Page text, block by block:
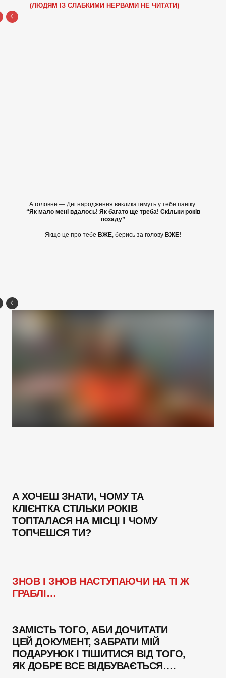
(ЛЮДЯМ ІЗ СЛАБКИМИ НЕРВАМИ НЕ ЧИТАТИ)
А головне — Дні народження викликатимуть у тебе паніку:
“Як мало мені вдалось! Як багато ще треба! Скільки років
позаду”
Якщо це про тебе ВЖЕ, берись за голову ВЖЕ!
А ХОЧЕШ ЗНАТИ, ЧОМУ ТА
КЛІЄНТКА СТІЛЬКИ РОКІВ
ТОПТАЛАСЯ НА МІСЦІ І ЧОМУ
ТОПЧЕШСЯ ТИ?
ЗНОВ І ЗНОВ НАСТУПАЮЧИ НА ТІ Ж
ГРАБЛІ…
ЗАМІСТЬ ТОГО, АБИ ДОЧИТАТИ
ЦЕЙ ДОКУМЕНТ, ЗАБРАТИ МІЙ
ПОДАРУНОК І ТІШИТИСЯ ВІД ТОГО,
ЯК ДОБРЕ ВСЕ ВІДБУВАЄТЬСЯ….